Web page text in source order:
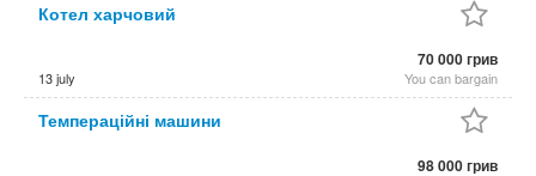
Котел харчовий
13 july
70 000 грив
You can bargain
Темпераційні машини
98 000 грив